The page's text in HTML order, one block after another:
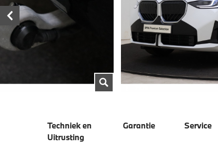
Techniek en
Uitrusting
Garantie Service